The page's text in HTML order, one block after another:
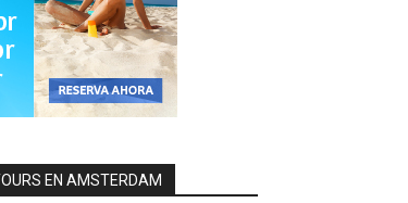
EN AMSTERDAM